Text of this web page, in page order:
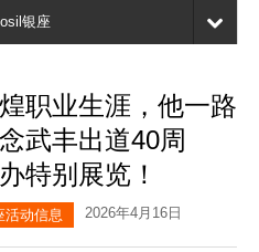
银座
职业生涯，他一路
武丰出道40周
特别展览！
活动信息 2026年4月16日